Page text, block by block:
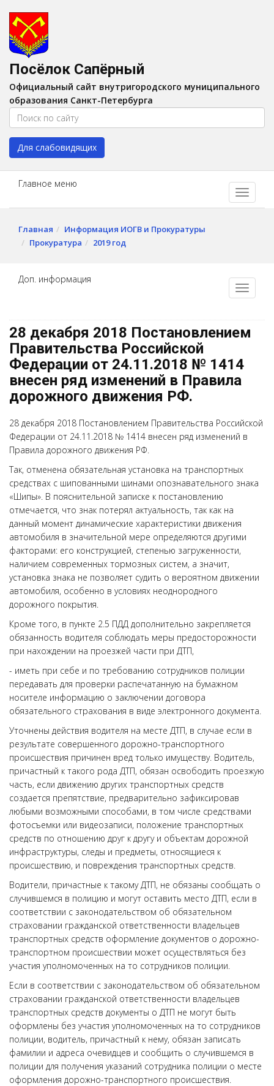
Изображения:
Цвет:A A
Посёлок Сапёрный
Официальный сайт внутригородского муниципального
образования Санкт-Петербурга
Для слабовидящих
Главное меню
Главная
Информация ИОГВ и Прокуратуры
Прокуратура
2019 год
Доп. информация
28 декабря 2018 Постановлением
Правительства Российской
Федерации от 24.11.2018 № 1414
внесен ряд изменений в Правила
дорожного движения РФ.
28 декабря 2018 Постановлением Правительства Российской
Федерации от 24.11.2018 № 1414 внесен ряд изменений в
Правила дорожного движения РФ.
Так, отменена обязательная установка на транспортных
средствах с шипованными шинами опознавательного знака
«Шипы». В пояснительной записке к постановлению
отмечается, что знак потерял актуальность, так как на
данный момент динамические характеристики движения
автомобиля в значительной мере определяются другими
факторами: его конструкцией, степенью загруженности,
наличием современных тормозных систем, а значит,
установка знака не позволяет судить о вероятном движении
автомобиля, особенно в условиях неоднородного
дорожного покрытия.
Кроме того, в пункте 2.5 ПДД дополнительно закрепляется
обязанность водителя соблюдать меры предосторожности
при нахождении на проезжей части при ДТП,
- иметь при себе и по требованию сотрудников полиции
передавать для проверки распечатанную на бумажном
носителе информацию о заключении договора
обязательного страхования в виде электронного документа.
Уточнены действия водителя на месте ДТП, в случае если в
результате совершенного дорожно-транспортного
происшествия причинен вред только имуществу. Водитель,
причастный к такого рода ДТП, обязан освободить проезжую
часть, если движению других транспортных средств
создается препятствие, предварительно зафиксировав
любыми возможными способами, в том числе средствами
фотосъемки или видеозаписи, положение транспортных
средств по отношению друг к другу и объектам дорожной
инфраструктуры, следы и предметы, относящиеся к
происшествию, и повреждения транспортных средств.
Водители, причастные к такому ДТП, не обязаны сообщать о
случившемся в полицию и могут оставить место ДТП, если в
соответствии с законодательством об обязательном
страховании гражданской ответственности владельцев
транспортных средств оформление документов о дорожно-
транспортном происшествии может осуществляться без
участия уполномоченных на то сотрудников полиции.
Если в соответствии с законодательством об обязательном
страховании гражданской ответственности владельцев
транспортных средств документы о ДТП не могут быть
оформлены без участия уполномоченных на то сотрудников
полиции, водитель, причастный к нему, обязан записать
фамилии и адреса очевидцев и сообщить о случившемся в
полиции для получения указаний сотрудника полиции о месте
оформления дорожно-транспортного происшествия.